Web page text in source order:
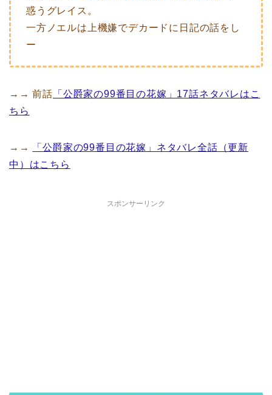
惑うグレイス。
一方ノエルは上機嫌でデカードに日記の話をし
ー
→→ 前話 「公爵家の99番目の花嫁」17話ネタバレはこ
ちら
→→
「公爵家の99番目の花嫁」ネタバレ全話（更新
中）はこちら
スポンサーリンク